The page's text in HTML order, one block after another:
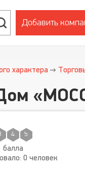
Добавить
характера
4 5
балла
0 человек